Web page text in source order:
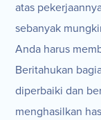
atas
sebanyak
Anda harus
Beritahukan
diperbaiki dan
menghasilkan